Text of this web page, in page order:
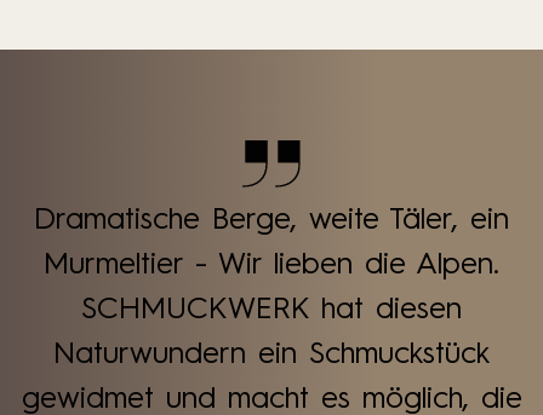
Dramatische Berge, weite Täler, ein
Murmeltier - Wir lieben die Alpen.
SCHMUCKWERK hat diesen
Naturwundern ein Schmuckstück
gewidmet und macht es möglich, die